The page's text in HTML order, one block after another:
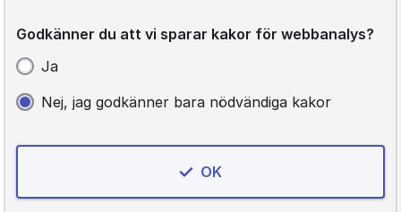
Godkänner du att vi sparar kakor för webbanalys?
Ja
Nej, jag godkänner bara nödvändiga kakor
OKinställningar